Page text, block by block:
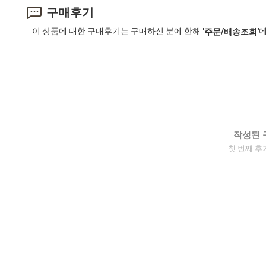
구매후기
이 상품에 대한 구매후기는 구매하신 분에 한해 '주문/배송조회'
작성된
첫 번째 후